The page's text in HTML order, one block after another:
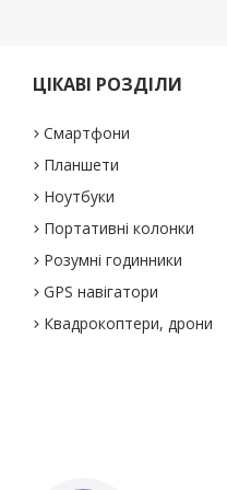
ЦІКАВІ РОЗДІЛИ
Смартфони
Планшети
Ноутбуки
Портативні колонки
Розумні годинники
GPS навігатори
Квадрокоптери, дрони